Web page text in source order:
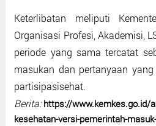
Keterlibatan meliputi
Organisasi Profesi, Akademisi,
periode yang sama tercatat
masukan dan pertanyaan
partisipasisehat.
Berita:https://
kesehatan-versi-pemerintah-